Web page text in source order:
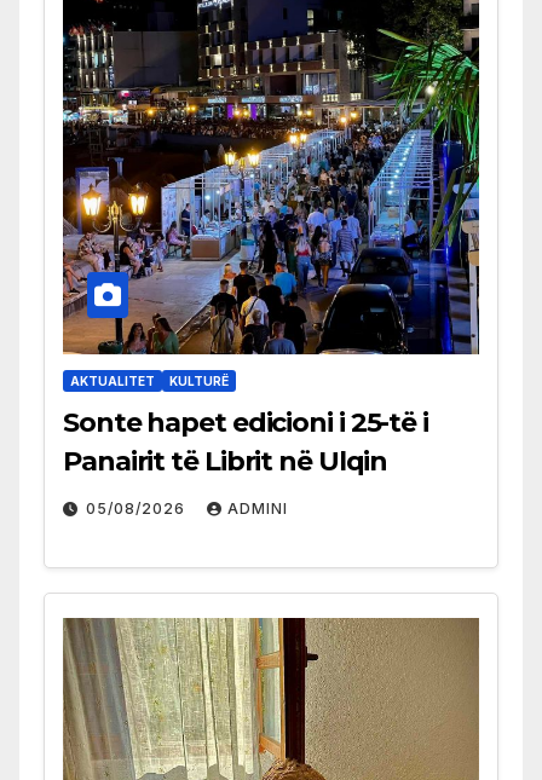
AKTUALITET KULTURË
Sonte hapet edicioni i 25-të i
Panairit të Librit në Ulqin
05/08/2026 ADMINI